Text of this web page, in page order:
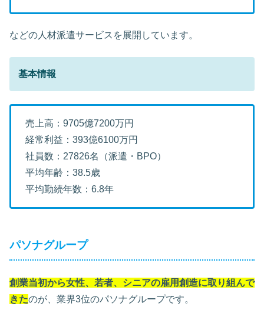
などの人材派遣サービスを展開しています。
基本情報
売上高：9705億7200万円
経常利益：393億6100万円
社員数：27826名（派遣・BPO）
平均年齢：38.5歳
平均勤続年数：6.8年
パソナグループ
創業当初から女性、若者、シニアの雇用創造に取り組んで
きたのが、業界3位のパソナグループです。